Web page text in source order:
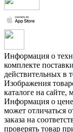
Информация о
комплекте
действительных в
Изображения
каталоге на сайте,
Информация о цене
может отличаться
заказа на
проверять товар